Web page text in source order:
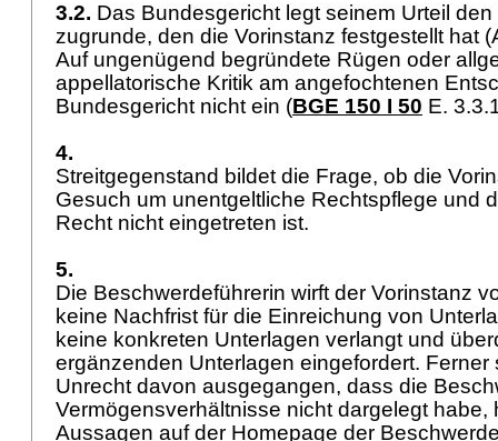
3.2. Das Bundesgericht legt seinem Urteil
zugrunde, den die Vorinstanz festgestellt hat (
Auf ungenügend begründete Rügen oder
appellatorische Kritik am angefochtenen
Bundesgericht nicht ein (BGE 150 I 50 E.
4.
Streitgegenstand bildet die Frage, ob die
Gesuch um unentgeltliche Rechtspflege und
Recht nicht eingetreten ist.
5.
Die Beschwerdeführerin wirft der Vorinstanz
keine Nachfrist für die Einreichung von
keine konkreten Unterlagen verlangt und
ergänzenden Unterlagen eingefordert. Ferner
Unrecht davon ausgegangen, dass die
Vermögensverhältnisse nicht dargelegt habe,
Aussagen auf der Homepage der